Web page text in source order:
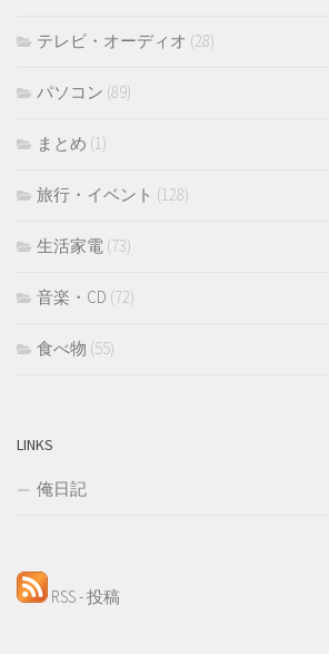
テレビ・オーディオ (28)
パソコン (89)
まとめ (1)
旅行・イベント (128)
生活家電 (73)
音楽・CD (72)
食べ物 (55)
LINKS
俺日記
RSS - 投稿